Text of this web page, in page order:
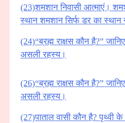
(23)शमशान निवासी आत्माएं।
स्थान शमशान सिर्फ डर का स्थान
(24)“ब्रह्म राक्षस कौन है?”
असली रहस्य।
(26)“ब्रह्म राक्षस कौन है?”
असली रहस्य।
(27)पाताल वासी कौन है? पृथ्वी